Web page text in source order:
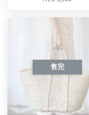
售完